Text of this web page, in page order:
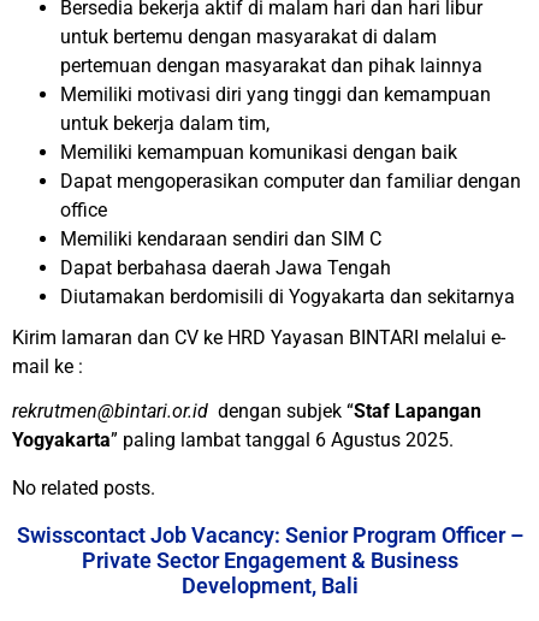
Bersedia bekerja aktif di malam hari dan hari libur
untuk bertemu dengan masyarakat di dalam
pertemuan dengan masyarakat dan pihak lainnya
Memiliki motivasi diri yang tinggi dan kemampuan
untuk bekerja dalam tim,
Memiliki kemampuan komunikasi dengan baik
Dapat mengoperasikan computer dan familiar dengan
office
Memiliki kendaraan sendiri dan SIM C
Dapat berbahasa daerah Jawa Tengah
Diutamakan berdomisili di Yogyakarta dan sekitarnya
Kirim lamaran dan CV ke HRD Yayasan BINTARI melalui e-
mail ke :
rekrutmen@bintari.or.id dengan subjek “Staf Lapangan
Yogyakarta” paling lambat tanggal 6 Agustus 2025.
No related posts.
Swisscontact Job Vacancy: Senior Program Officer –
Private Sector Engagement & Business
Development, Bali